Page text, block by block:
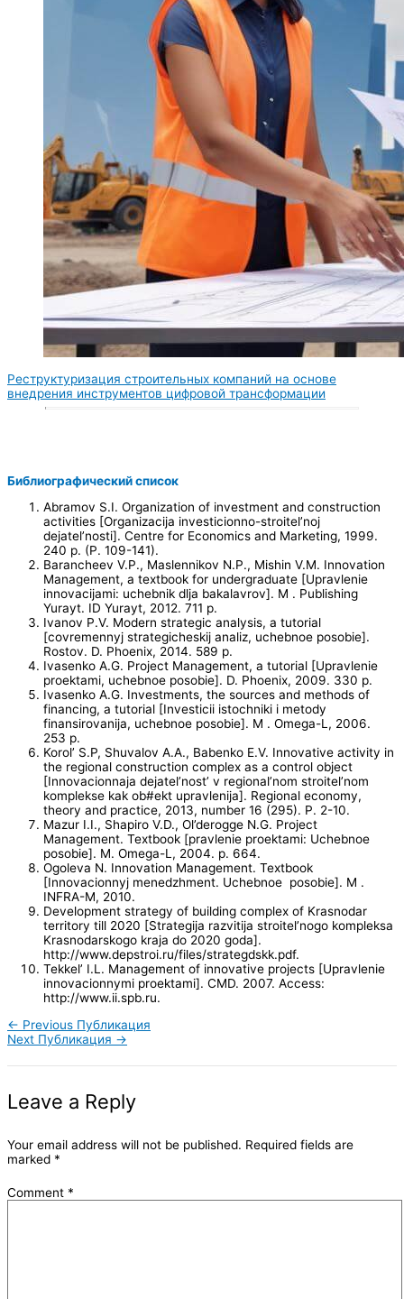
Реструктуризация строительных компаний на основе
внедрения инструментов цифровой трансформации
Библиографический список
Abramov S.I. Organization of investment and construction
activities [Organizacija investicionno-stroitel’noj
dejatel’nosti]. Centre for Economics and Marketing, 1999.
240 p. (P. 109-141).
Barancheev V.P., Maslennikov N.P., Mishin V.M. Innovation
Management, a textbook for undergraduate [Upravlenie
innovacijami: uchebnik dlja bakalavrov]. M . Publishing
Yurayt. ID Yurayt, 2012. 711 p.
Ivanov P.V. Modern strategic analysis, a tutorial
[covremennyj strategicheskij analiz, uchebnoe posobie].
Rostov. D. Phoenix, 2014. 589 p.
Ivasenko A.G. Project Management, a tutorial [Upravlenie
proektami, uchebnoe posobie]. D. Phoenix, 2009. 330 p.
Ivasenko A.G. Investments, the sources and methods of
financing, a tutorial [Investicii istochniki i metody
finansirovanija, uchebnoe posobie]. M . Omega-L, 2006.
253 p.
Korol’ S.P, Shuvalov A.A., Babenko E.V. Innovative activity in
the regional construction complex as a control object
[Innovacionnaja dejatel’nost’ v regional’nom stroitel’nom
komplekse kak ob#ekt upravlenija]. Regional economy,
theory and practice, 2013, number 16 (295). P. 2-10.
Mazur I.I., Shapiro V.D., Ol’derogge N.G. Project
Management. Textbook [pravlenie proektami: Uchebnoe
posobie]. M. Omega-L, 2004. p. 664.
Ogoleva N. Innovation Management. Textbook
[Innovacionnyj menedzhment. Uchebnoe posobie]. M .
INFRA-M, 2010.
Development strategy of building complex of Krasnodar
territory till 2020 [Strategija razvitija stroitel’nogo kompleksa
Krasnodarskogo kraja do 2020 goda].
http://www.depstroi.ru/files/strategdskk.pdf.
Tekkel’ I.L. Management of innovative projects [Upravlenie
innovacionnymi proektami]. CMD. 2007. Access:
http://www.ii.spb.ru.
← Previous Публикация
Next Публикация →
Leave a Reply
Your email address will not be published. Required fields are
marked *
Comment *